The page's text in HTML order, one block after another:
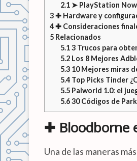
2.1 ➤ PlayStation Now
3✚ Hardware y
4✚ Consideraciones
5 Relacionados
5.13 Trucos para
5.2 Los 8 Mejores
5.3 10 Mejores miras
5.4 Top Picks Tinder
5.5 Palworld 1.0: el
5.630 Códigos de
✚ Bloodborne
Una de las maneras